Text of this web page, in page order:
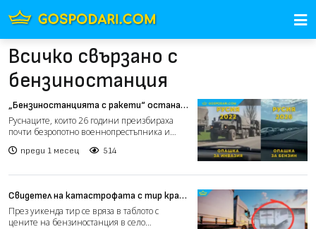
Всичко свързано с
бензиностанция
„Бензиностанцията с ракети“ остана
без бензин и без ракети (видео)
Руснаците, които 26 години преизбираха
почти безропотно военнопрестъпника и
преди 1 месец 514
Свидетел на катастрофата с тир край
бензиностанция в Радомирци: Просто
Господ го опази (видео)
През уикенда тир се вряза в таблото с
цените на бензиностанция в село